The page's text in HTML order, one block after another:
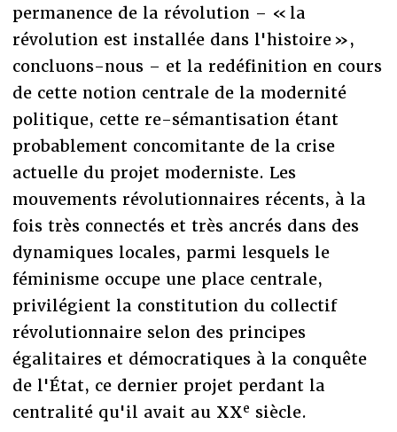
permanence de la révolution – « la
révolution est installée dans l'histoire »,
concluons-nous – et la redéfinition en cours
de cette notion centrale de la modernité
politique, cette re-sémantisation étant
probablement concomitante de la crise
actuelle du projet moderniste. Les
mouvements révolutionnaires récents, à la
fois très connectés et très ancrés dans des
dynamiques locales, parmi lesquels le
féminisme occupe une place centrale,
privilégient la constitution du collectif
révolutionnaire selon des principes
égalitaires et démocratiques à la conquête
de l'État, ce dernier projet perdant la
centralité qu'il avait au XXe siècle.